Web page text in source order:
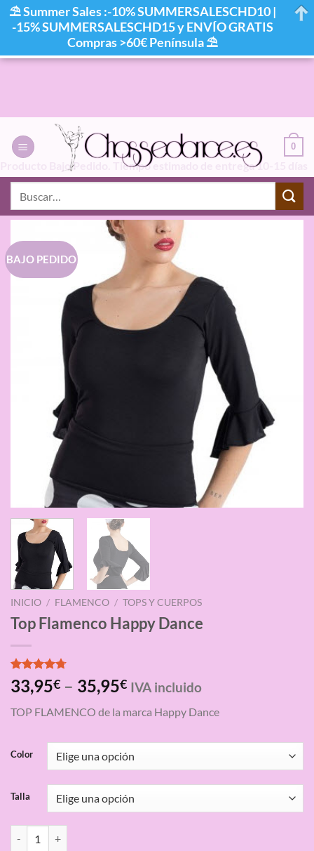
0
Producto Bajo Pedido. Tiempo estimado de entrega 10-15 días
laborables
BAJO PEDIDO
INICIO / FLAMENCO / TOPS Y CUERPOS
Top Flamenco Happy Dance
Valorado
con4.67
base a
3
33,95€ – 35,95€ IVA incluido
TOP FLAMENCO de la marca Happy Dance
Color
Talla
⛱ Summer Sales :-10% SUMMERSALESCHD10 |
-15% SUMMERSALESCHD15 y ENVÍO GRATIS
Compras >60€ Península ⛱